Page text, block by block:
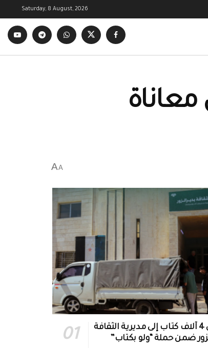
Saturday, 8 August, 2026
معاناة
A
A
وصول 4 آلاف كتاب إلى مديرية الثقافة
ضمن حملة “ولو بكتاب”